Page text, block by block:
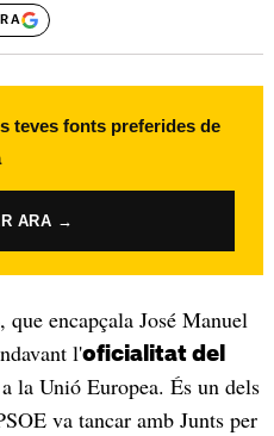
A
teves fonts preferides de
ARA →
, que encapçala José Manuel
l'oficialitat del
la Unió Europea. És un dels
va tancar amb Junts per